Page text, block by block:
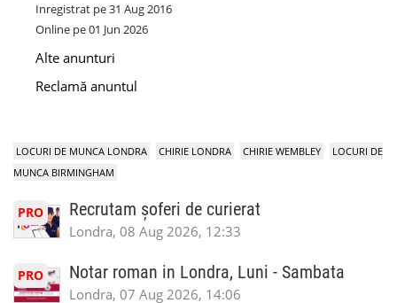
Inregistrat pe 31 Aug 2016
Online pe 01 Jun 2026
Alte anunturi
Reclamă anuntul
LOCURI DE MUNCA LONDRA CHIRIE LONDRA CHIRIE WEMBLEY
LOCURI DE
MUNCA BIRMINGHAM
PRO Recrutam șoferi de curierat
Londra, 08 Aug 2026, 12:33
PRO Notar roman in Londra, Luni - Sambata
Londra, 07 Aug 2026, 14:06